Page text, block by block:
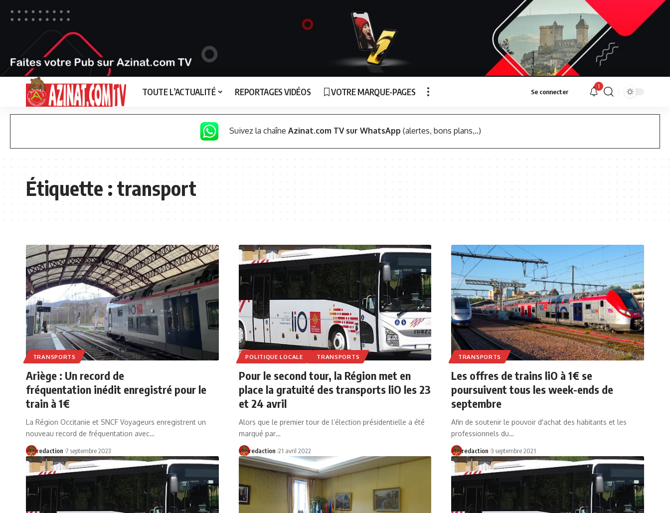
TOUTE L’ACTUALITÉ REPORTAGES VIDÉOS VOTRE MARQUE-PAGES Se connecter
1
Suivez la chaîne Azinat.com TV sur WhatsApp (alertes, bons plans,..)
Étiquette :transport
TRANSPORTS
Ariège : Un record de
fréquentation inédit enregistré pour le
train à 1€
La Région Occitanie et SNCF Voyageurs enregistrent un
nouveau record de fréquentation avec…
redaction 7 septembre 2023
POLITIQUE LOCALE TRANSPORTS
Pour le second tour, la Région met en
place la gratuité des transports liO les 23
et 24 avril
Alors que le premier tour de l’élection présidentielle a été
marqué par…
redaction 21 avril 2022
TRANSPORTS
Les offres de trains liO à 1€ se
poursuivent tous les week-ends de
septembre
Afin de soutenir le pouvoir d'achat des habitants et les
professionnels du…
redaction 3 septembre 2021